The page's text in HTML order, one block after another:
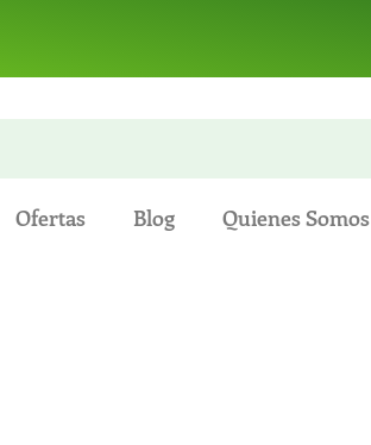
Ofertas Blog Quienes Somos